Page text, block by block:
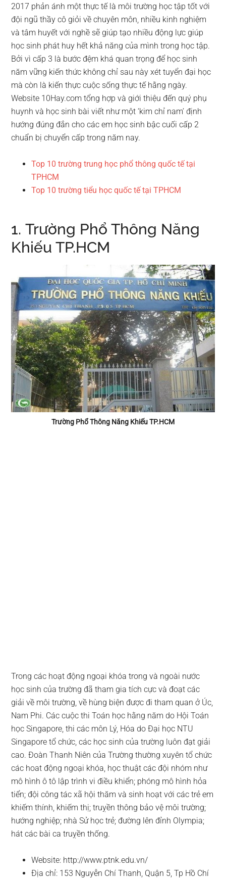
2017 phản ánh một thực tế là môi trường học tập tốt với
đội ngũ thầy cô giỏi về chuyên môn, nhiều kinh nghiệm
và tâm huyết với nghề sẽ giúp tạo nhiều động lực giúp
học sinh phát huy hết khả năng của mình trong học tập.
Bởi vì cấp 3 là bước đệm khá quan trọng để học sinh
năm vững kiến thức không chỉ sau này xét tuyển đại học
mà còn là kiến thực cuộc sống thực tế hằng ngày.
Website 10Hay.com tổng hợp và giới thiệu đến quý phụ
huynh và học sinh bài viết như một ‘kim chỉ nam’ định
hướng đúng đắn cho các em học sinh bậc cuối cấp 2
chuẩn bị chuyển cấp trong năm nay.
Top 10 trường trung học phổ thông quốc tế tại
TPHCM
Top 10 trường tiểu học quốc tế tại TPHCM
1. Trường Phổ Thông Năng
Khiếu TP.HCM
Trường Phổ Thông Năng Khiếu TP.HCM
Trong các hoạt động ngoại khóa trong và ngoài nước
học sinh của trường đã tham gia tích cực và đoạt các
giải về môi trường, về hùng biện được đi tham quan ở Úc,
Nam Phi. Các cuộc thi Toán học hằng năm do Hội Toán
học Singapore, thi các môn Lý, Hóa do Đại học NTU
Singapore tổ chức, các học sinh của trường luôn đạt giải
cao. Đoàn Thanh Niên của Trường thường xuyên tổ chức
các hoat động ngoại khóa, học thuật các đội nhóm như
mô hình ô tô lập trình vi điều khiển; phóng mô hình hỏa
tiển; đội công tác xã hội thăm và sinh hoạt với các trẻ em
khiếm thính, khiếm thị; truỵền thông bảo vệ môi trường;
hướng nghiệp; nhà Sử học trẻ; đường lên đỉnh Olympia;
hát các bài ca truỵền thống.
Website: http://www.ptnk.edu.vn/
Địa chỉ: 153 Nguyễn Chí Thanh, Quận 5, Tp Hồ Chí